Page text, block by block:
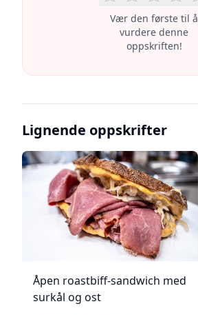
Vær den første til å
vurdere denne
oppskriften!
Lignende oppskrifter
Åpen roastbiff-sandwich med
surkål og ost